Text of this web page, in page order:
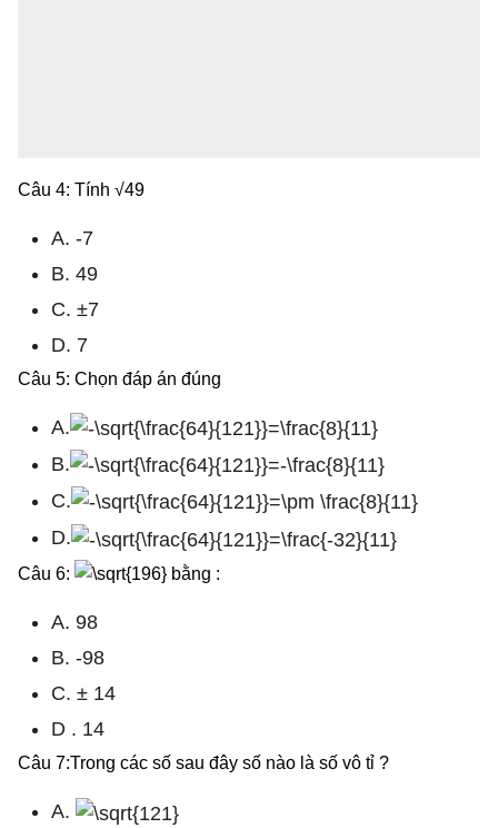
Câu 4: Tính √49
A. -7
B. 49
C. ±7
D. 7
Câu 5: Chọn đáp án đúng
A.
B.
C.
D.
Câu 6: bằng :
A. 98
B. -98
C. ± 14
D . 14
Câu 7:Trong các số sau đây số nào là số vô tỉ ?
A.